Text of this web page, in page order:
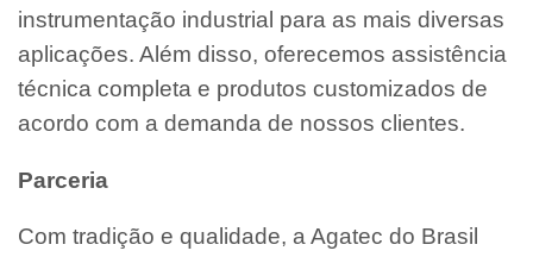
instrumentação industrial para as mais diversas
aplicações. Além disso, oferecemos assistência
técnica completa e produtos customizados de
acordo com a demanda de nossos clientes.
Parceria
Com tradição e qualidade, a Agatec do Brasil